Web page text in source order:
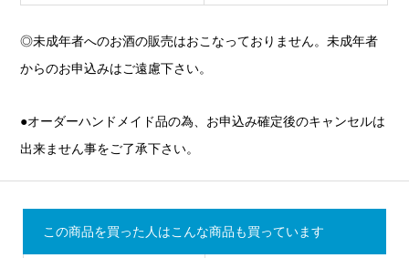
◎未成年者へのお酒の販売はおこなっておりません。未成年者
からのお申込みはご遠慮下さい。
●オーダーハンドメイド品の為、お申込み確定後のキャンセルは
出来ません事をご了承下さい。
この商品を買った人はこんな商品も買っています